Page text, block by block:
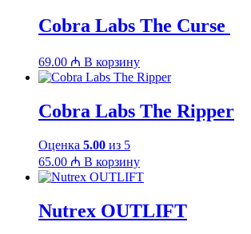
Cobra Labs The Curse
69.00 ₼ В корзину
Cobra Labs The Ripper
Оценка 5.00 из 5
65.00 ₼ В корзину
Nutrex OUTLIFT